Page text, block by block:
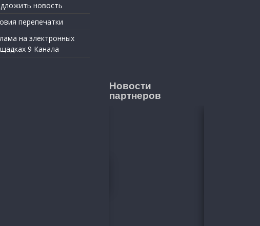
новость
перепечатки
на электронных
9 Канала
Новости
партнеров